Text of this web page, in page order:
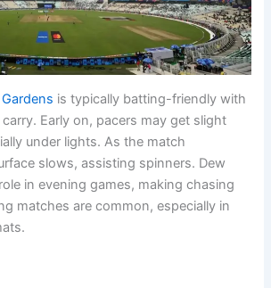
is typically batting-friendly with
Early on, pacers may get slight
under lights. As the match
slows, assisting spinners. Dew
in evening games, making chasing
matches are common, especially in